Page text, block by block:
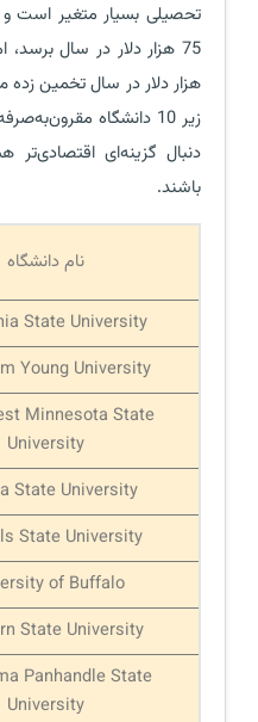
هزار دلار در سال تخمین
زیر 10 دانشگاه
دنبال گزینه‌ای اقتصادی‌تر
باشند.
نام دانشگاه
State University
Young University
Minnesota State
University
State University
State University
of Buffalo
State University
Panhandle State
University